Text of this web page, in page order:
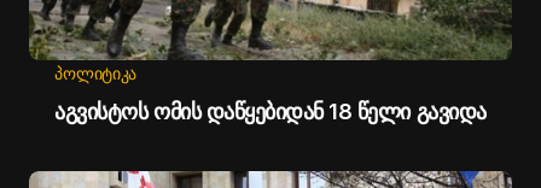
ᲞᲝᲚᲘᲢᲘᲙᲐ
აგვისტოს ომის დაწყებიდან 18 წელი გავიდა